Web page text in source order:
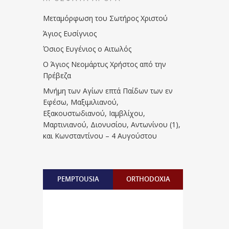
Μεταμόρφωση του Σωτήρος Χριστού
Άγιος Ευσίγνιος
Όσιος Ευγένιος ο Αιτωλός
Ο Άγιος Νεομάρτυς Χρήστος από την
Πρέβεζα
Μνήμη των Aγίων επτά Παίδων των εν
Eφέσω, Mαξιμιλιανού,
Eξακουστωδιανού, Iαμβλίχου,
Mαρτινιανού, Διονυσίου, Aντωνίνου (1),
και Kωνσταντίνου – 4 Αυγούστου
PEMPTOUSIA ORTHODOXIA